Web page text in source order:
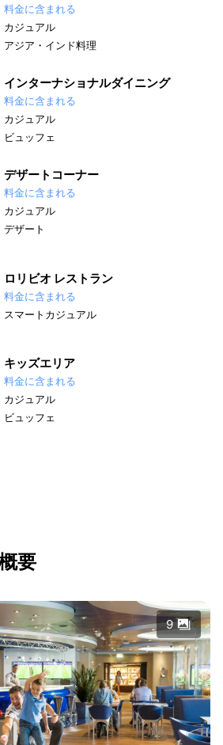
料金に含まれる
カジュアル
アジア・インド料理
インターナショナルダイニング
料金に含まれる
カジュアル
ビュッフェ
デザートコーナー
料金に含まれる
カジュアル
デザート
ロリビオ レストラン
料金に含まれる
スマートカジュアル
キッズエリア
料金に含まれる
カジュアル
ビュッフェ
要
9